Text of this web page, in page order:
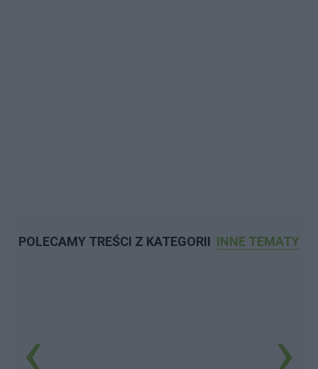
POLECAMY TREŚCI Z KATEGORII INNE TEMATY
‹ ›